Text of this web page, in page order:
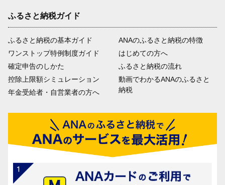
ふるさと納税ガイド
ふるさと納税の基本ガイド
ワンストップ特例制度ガイド
確定申告のしかた
控除上限額シミュレーション
年金受給者・自営業者の方へ
ANAのふるさと納税の特徴
はじめての方へ
ふるさと納税の流れ
動画でわかるANAのふるさと
納税